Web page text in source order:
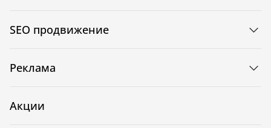
SEO продвижение
Реклама
Акции